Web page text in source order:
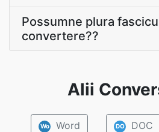
Possumne plura
convertere??
Alii
Wo Word DO DOC